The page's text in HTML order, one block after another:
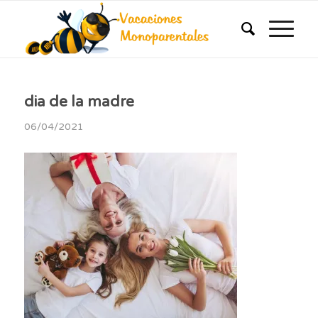
dia de la madre
06/04/2021